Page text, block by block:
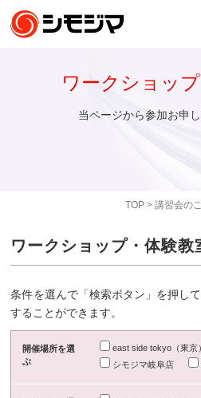
TOP> 講習会の
ワークショッ
当ページから参加お申
ワークショップ・体験教
条件を選んで「検索ボタン」を押し
することができます。
開催場所を選
ぶ
east side tokyo（東京
シモジマ岐阜店